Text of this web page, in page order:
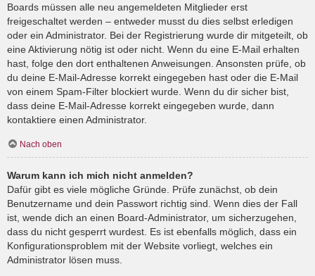
Boards müssen alle neu angemeldeten Mitglieder erst
freigeschaltet werden – entweder musst du dies selbst erledigen
oder ein Administrator. Bei der Registrierung wurde dir mitgeteilt, ob
eine Aktivierung nötig ist oder nicht. Wenn du eine E-Mail erhalten
hast, folge den dort enthaltenen Anweisungen. Ansonsten prüfe, ob
du deine E-Mail-Adresse korrekt eingegeben hast oder die E-Mail
von einem Spam-Filter blockiert wurde. Wenn du dir sicher bist,
dass deine E-Mail-Adresse korrekt eingegeben wurde, dann
kontaktiere einen Administrator.
Nach oben
Warum kann ich mich nicht anmelden?
Dafür gibt es viele mögliche Gründe. Prüfe zunächst, ob dein
Benutzername und dein Passwort richtig sind. Wenn dies der Fall
ist, wende dich an einen Board-Administrator, um sicherzugehen,
dass du nicht gesperrt wurdest. Es ist ebenfalls möglich, dass ein
Konfigurationsproblem mit der Website vorliegt, welches ein
Administrator lösen muss.